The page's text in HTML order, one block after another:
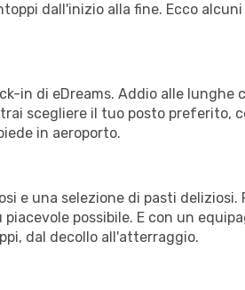
dall'inizio alla fine. Ecco
in di eDreams. Addio alle lunghe
scegliere il tuo posto preferito,
in aeroporto.
e una selezione di pasti deliziosi.
possibile. E con un
dal decollo all'atterraggio.